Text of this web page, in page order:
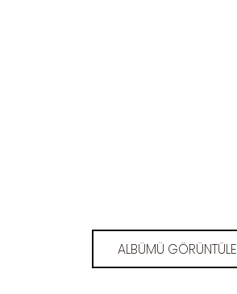
ALBÜMÜ GÖRÜNTÜLE